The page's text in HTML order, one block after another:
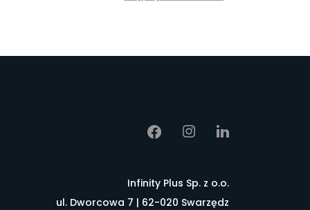
Infinity Plus Sp. z o.o.
ul. Dworcowa 7 | 62-020 Swarzędz